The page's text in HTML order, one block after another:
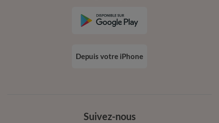
Suivez-nous
Depuis votre iPhone